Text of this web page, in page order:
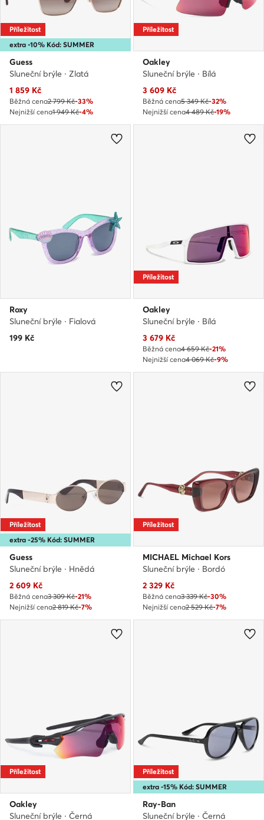
extra -10% Kód: SUMMER
Příležitost
Guess
Sluneční brýle · Zlatá
Aktuální cena
1 859 Kč
Běžná cena2 799 Kč-33%
Nejnižší cena1 949 Kč-4%
Příležitost
Oakley
Sluneční brýle · Bílá
Aktuální cena
3 609 Kč
Běžná cena5 349 Kč-32%
Nejnižší cena4 489 Kč-19%
Roxy
Sluneční brýle · Fialová
199 Kč
Příležitost
Oakley
Sluneční brýle · Bílá
Aktuální cena
3 679 Kč
Běžná cena4 659 Kč-21%
Nejnižší cena4 069 Kč-9%
extra -25% Kód: SUMMER
Příležitost
Guess
Sluneční brýle · Hnědá
Aktuální cena
2 609 Kč
Běžná cena3 309 Kč-21%
Nejnižší cena2 819 Kč-7%
Příležitost
MICHAEL Michael Kors
Sluneční brýle · Bordó
Aktuální cena
2 329 Kč
Běžná cena3 339 Kč-30%
Nejnižší cena2 529 Kč-7%
Příležitost
Oakley
Sluneční brýle · Černá
extra -15% Kód: SUMMER
Příležitost
Ray-Ban
Sluneční brýle · Černá